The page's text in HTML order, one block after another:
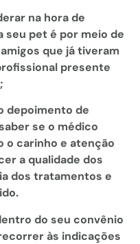
na hora de
pet é por meio de
que já tiveram
presente
depoimento de
se o médico
o carinho e atenção
a qualidade dos
dos tratamentos e
do seu convênio
às indicações